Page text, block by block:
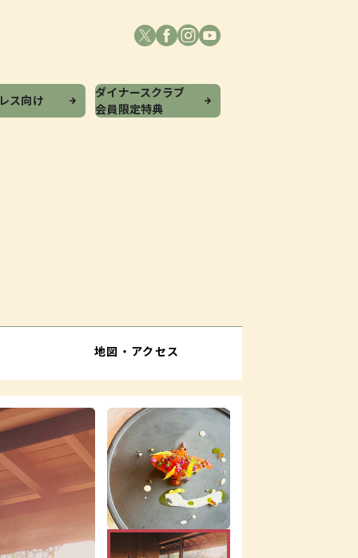
ス向け
ダイナースクラブ
会員限定特典
地図・アクセス